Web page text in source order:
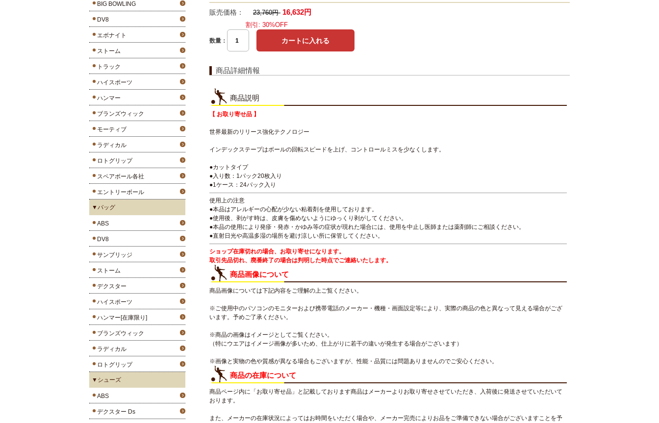
BIG BOWLING
DV8
エボナイト
ストーム
トラック
ハイスポーツ
ハンマー
ブランズウィック
モーティブ
ラディカル
ロトグリップ
スペアボール各社
エントリーボール
▼バッグ
ABS
DV8
サンブリッジ
ストーム
デクスター
ハイスポーツ
ハンマー[在庫限り]
ブランズウィック
ラディカル
ロトグリップ
▼シューズ
ABS
デクスター Ds
販売価格： 23,760円 16,632円
割引: 30%OFF
数量：
商品詳細情報
商品説明
【 お取り寄せ品 】
世界最新のリリース強化テクノロジー
インデックステープはボールの回転スピードを上げ、コントロールミスを少なくします。
●カットタイプ
●入り数：1パック20枚入り
●1ケース：24パック入り
使用上の注意
●本品はアレルギーの心配が少ない粘着剤を使用しております。
●使用後、剥がす時は、皮膚を傷めないようにゆっくり剥がしてください。
●本品の使用により発疹・発赤・かゆみ等の症状が現れた場合には、使用を中止し医師または薬剤師にご相談ください。
●直射日光や高温多湿の場所を避け涼しい所に保管してください。
ショップ在庫切れの場合、お取り寄せになります。
取引先品切れ、廃番終了の場合は判明した時点でご連絡いたします。
商品画像について
商品画像については下記内容をご理解の上ご覧ください。
※ご使用中のパソコンのモニターおよび携帯電話のメーカー・機種・画面設定等により、実際の商品の色と異なって見える場合がござ
います。予めご了承ください。
※商品の画像はイメージとしてご覧ください。
（特にウエアはイメージ画像が多いため、仕上がりに若干の違いが発生する場合がございます）
※画像と実物の色や質感が異なる場合もございますが、性能・品質には問題ありませんのでご安心ください。
商品の在庫について
商品ページ内に「お取り寄せ品」と記載しております商品はメーカーよりお取り寄せさせていただき、入荷後に発送させていただいて
おります。
また、メーカーの在庫状況によってはお時間をいただく場合や、メーカー完売によりお品をご準備できない場合がございますことを予